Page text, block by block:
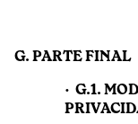
G. PARTE FINAL
G.1.